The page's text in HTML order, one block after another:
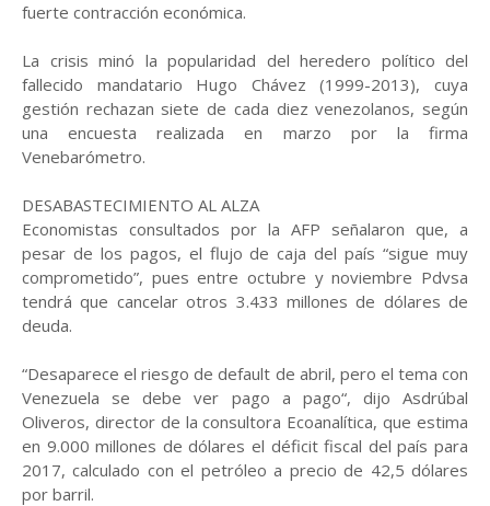
fuerte contracción económica.
La crisis minó la popularidad del heredero político del
fallecido mandatario Hugo Chávez (1999-2013), cuya
gestión rechazan siete de cada diez venezolanos, según
una encuesta realizada en marzo por la firma
Venebarómetro.
DESABASTECIMIENTO AL ALZA
Economistas consultados por la AFP señalaron que, a
pesar de los pagos, el flujo de caja del país “sigue muy
comprometido”, pues entre octubre y noviembre Pdvsa
tendrá que cancelar otros 3.433 millones de dólares de
deuda.
“Desaparece el riesgo de default de abril, pero el tema con
Venezuela se debe ver pago a pago“, dijo Asdrúbal
Oliveros, director de la consultora Ecoanalítica, que estima
en 9.000 millones de dólares el déficit fiscal del país para
2017, calculado con el petróleo a precio de 42,5 dólares
por barril.